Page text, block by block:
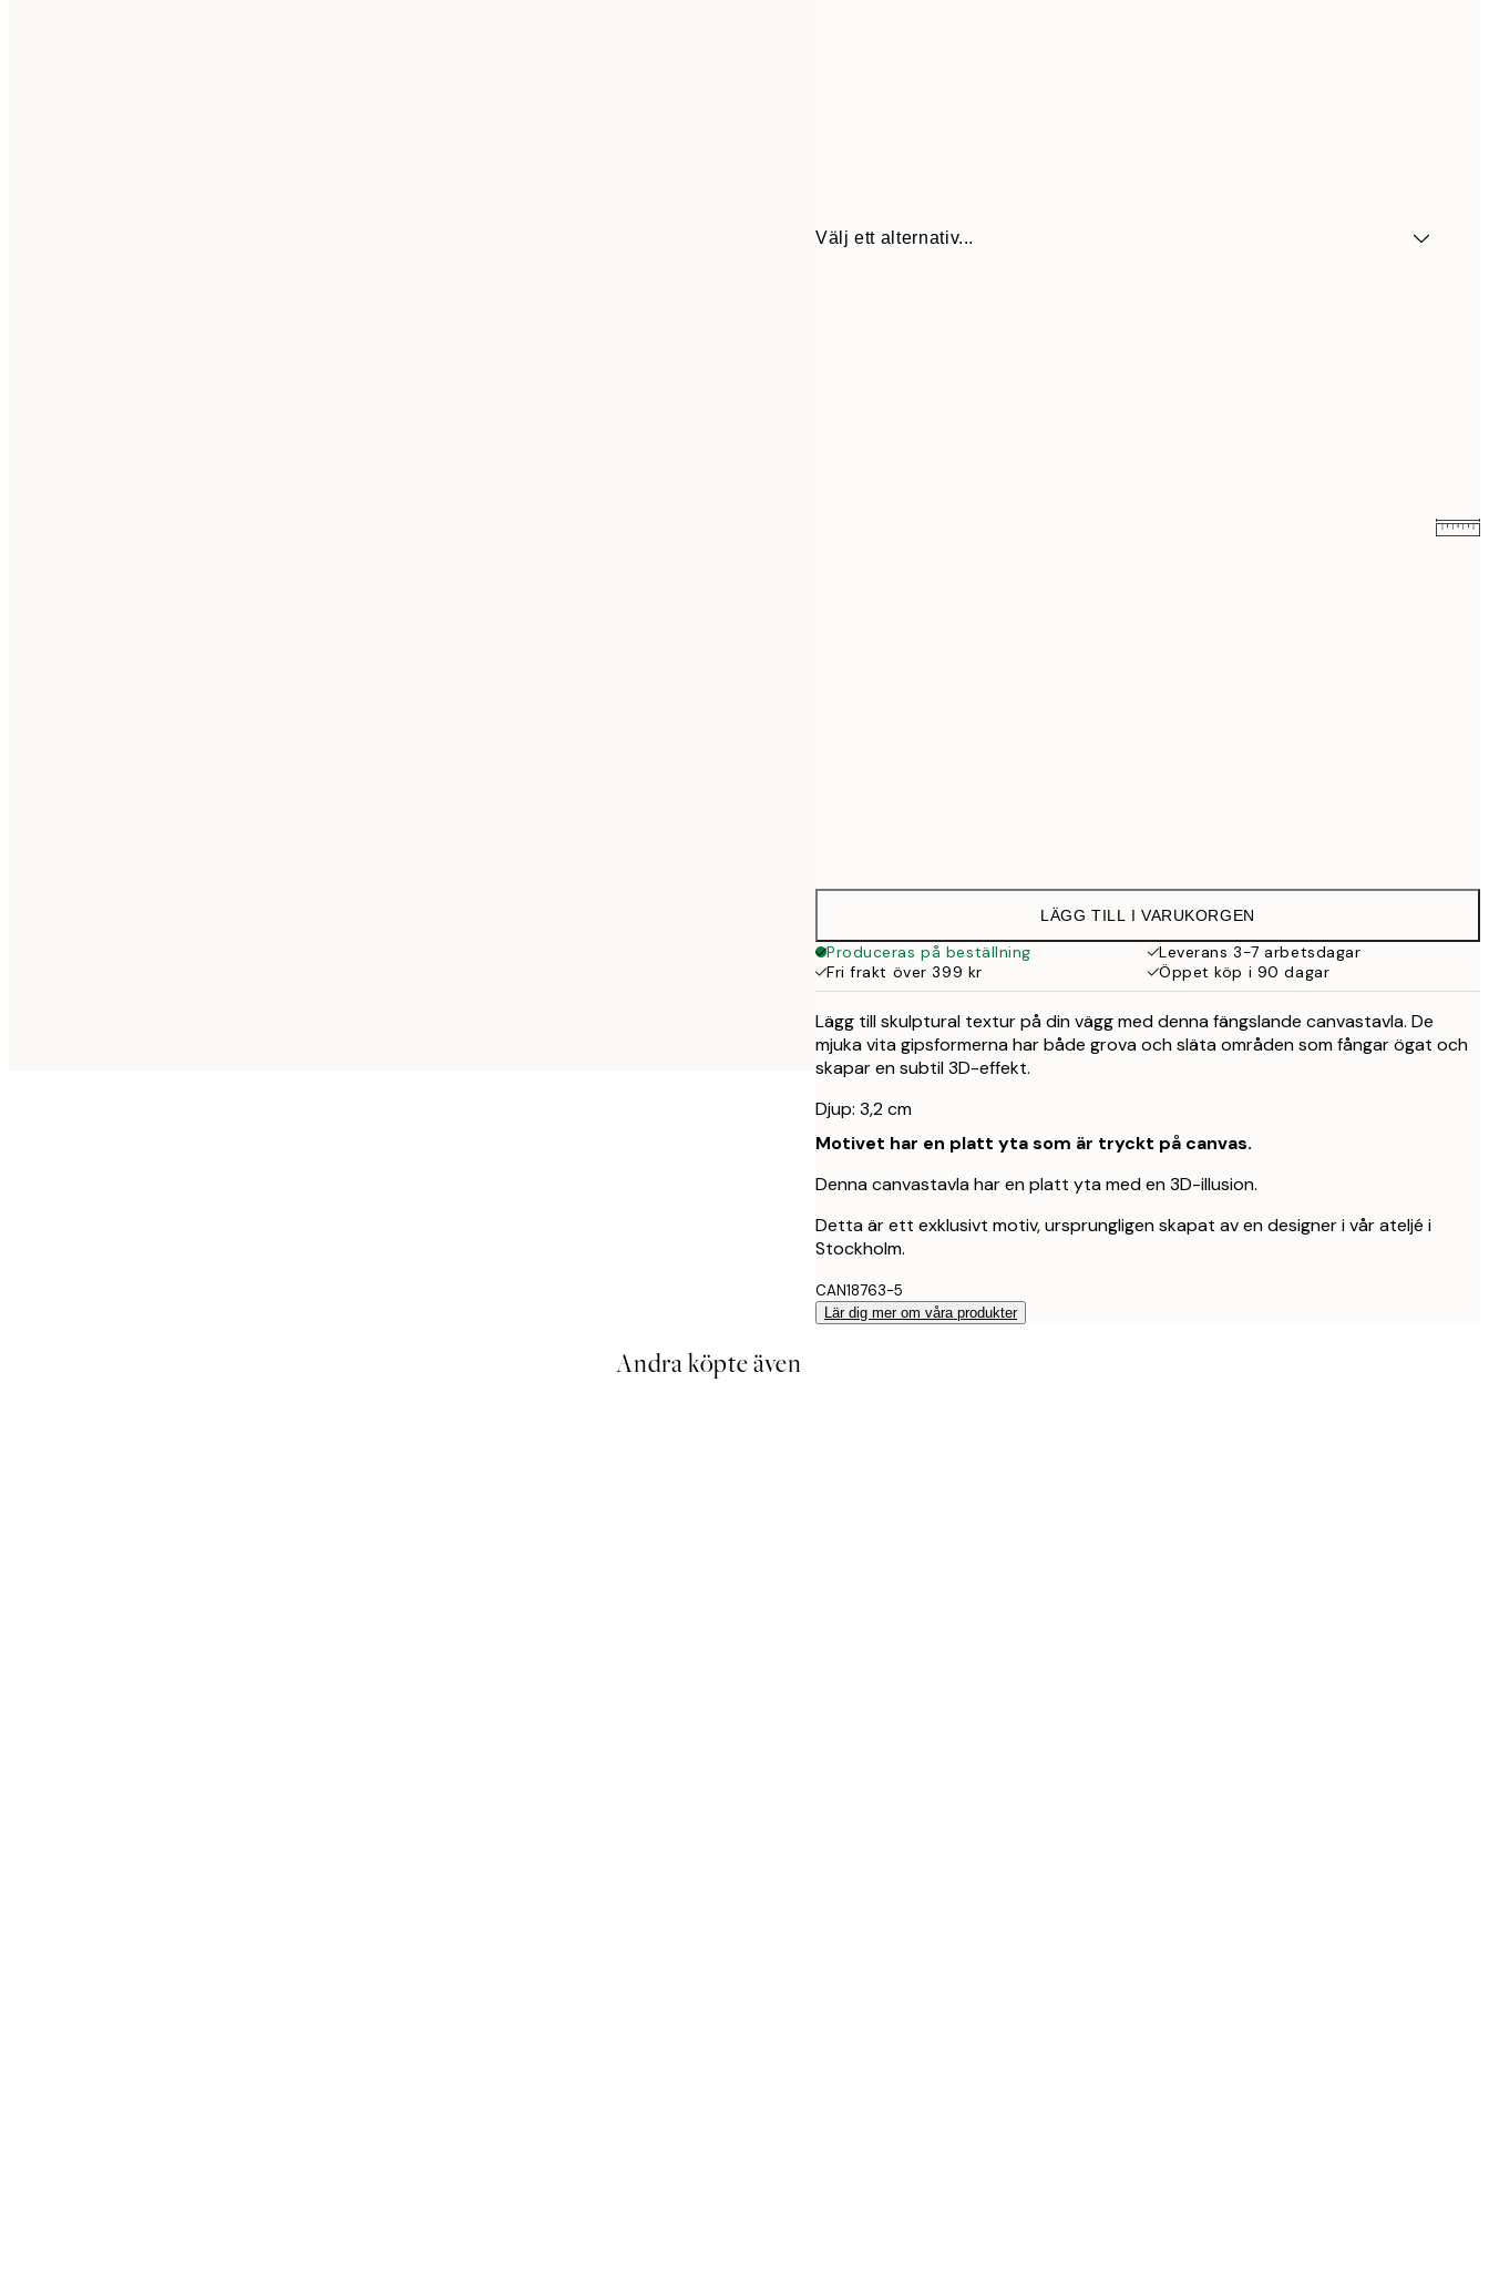
Välj ett alternativ...
LÄGG TILL I VARUKORGEN
Produceras på beställning
Leverans 3-7 arbetsdagar
Fri frakt över 399 kr
Öppet köp i 90 dagar
Lägg till skulptural textur på din vägg med denna fängslande canvastavla. De
mjuka vita gipsformerna har både grova och släta områden som fångar ögat och
skapar en subtil 3D-effekt.
Djup: 3,2 cm
Motivet har en platt yta som är tryckt på canvas.
Denna canvastavla har en platt yta med en 3D-illusion.
Detta är ett exklusivt motiv, ursprungligen skapat av en designer i vår ateljé i
Stockholm.
CAN18763-5
Lär dig mer om våra produkter
Andra köpte även